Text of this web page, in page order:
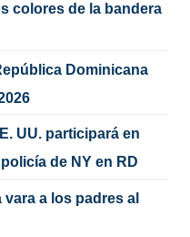
colores de la bandera
Dominicana
UU. participará en
de NY en RD
a los padres al